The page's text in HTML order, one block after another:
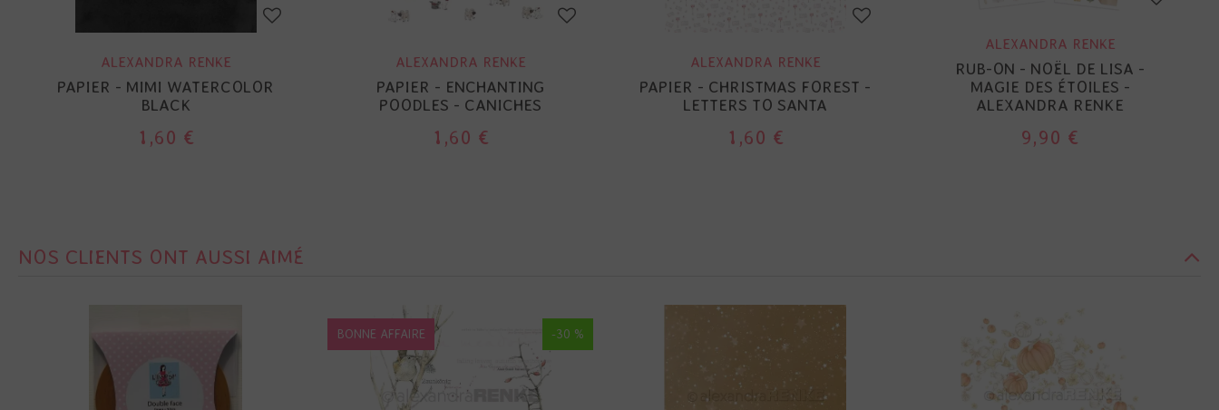
ALEXANDRA RENKE
PAPIER - MIMI WATERCOLOR
BLACK
1,60 €
ALEXANDRA RENKE
PAPIER - ENCHANTING
POODLES - CANICHES
1,60 €
ALEXANDRA RENKE
PAPIER - CHRISTMAS FOREST -
LETTERS TO SANTA
1,60 €
ALEXANDRA RENKE
RUB-ON - NOËL DE LISA -
MAGIE DES ÉTOILES -
ALEXANDRA RENKE
9,90 €
NOS CLIENTS ONT AUSSI AIMÉ
BONNE AFFAIRE -30 %